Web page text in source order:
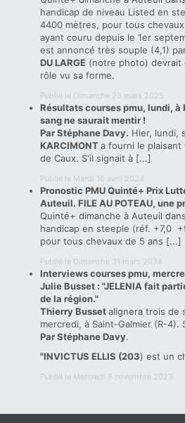
handicap de niveau Listed en
4400 mètres, pour tous
ayant couru depuis le 1er
est annoncé très souple (4,1)
DU LARGE (notre photo) devrait
rôle vu sa forme.
Publié le Dimanche 23 mars 2025
Résultats courses pmu, lundi, à
sang ne saurait mentir !
Par Stéphane Davy. Hier, lundi,
KARCIMONTa fourni le plaisant
de Caux. S'il signait à [...]
Publié le Mardi 16 avril 2024
Pronostic PMU Quinté+ Prix
Auteuil. FILE AU POTEAU, une
Quinté+ dimanche à Auteuil
handicap en steeple (réf. +7,0
pour tous chevaux de 5 ans [...]
Publié le Dimanche 31 mars 2024
Interviews courses pmu,
Julie Busset : "JELENIA fait
de la région."
Thierry Bussetalignera trois de
mercredi, à Saint-Galmier (R-4).
Par Stéphane Davy.
"INVICTUS ELLIS (203) est un
Publié le Mercredi 8 novembre 2023